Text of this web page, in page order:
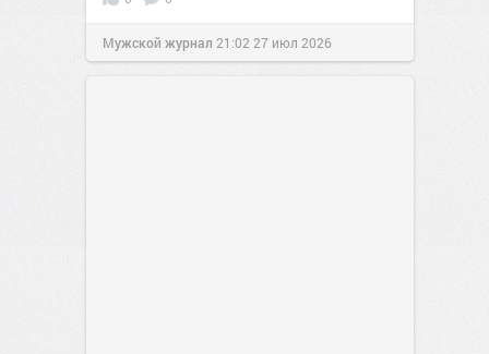
Мужской журнал 21:02 27 июл 2026